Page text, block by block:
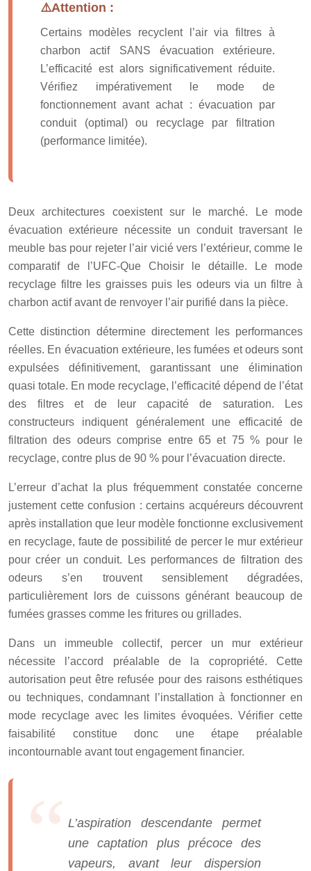
Attention :
Certains modèles recyclent l’air via filtres à
charbon actif SANS évacuation extérieure.
L’efficacité est alors significativement réduite.
Vérifiez impérativement le mode de
fonctionnement avant achat : évacuation par
conduit (optimal) ou recyclage par filtration
(performance limitée).
Deux architectures coexistent sur le marché. Le mode
évacuation extérieure nécessite un conduit traversant le
meuble bas pour rejeter l’air vicié vers l’extérieur, comme le
comparatif de l’UFC-Que Choisir le détaille. Le mode
recyclage filtre les graisses puis les odeurs via un filtre à
charbon actif avant de renvoyer l’air purifié dans la pièce.
Cette distinction détermine directement les performances
réelles. En évacuation extérieure, les fumées et odeurs sont
expulsées définitivement, garantissant une élimination
quasi totale. En mode recyclage, l’efficacité dépend de l’état
des filtres et de leur capacité de saturation. Les
constructeurs indiquent généralement une efficacité de
filtration des odeurs comprise entre 65 et 75 % pour le
recyclage, contre plus de 90 % pour l’évacuation directe.
L’erreur d’achat la plus fréquemment constatée concerne
justement cette confusion : certains acquéreurs découvrent
après installation que leur modèle fonctionne exclusivement
en recyclage, faute de possibilité de percer le mur extérieur
pour créer un conduit. Les performances de filtration des
odeurs s’en trouvent sensiblement dégradées,
particulièrement lors de cuissons générant beaucoup de
fumées grasses comme les fritures ou grillades.
Dans un immeuble collectif, percer un mur extérieur
nécessite l’accord préalable de la copropriété. Cette
autorisation peut être refusée pour des raisons esthétiques
ou techniques, condamnant l’installation à fonctionner en
mode recyclage avec les limites évoquées. Vérifier cette
faisabilité constitue donc une étape préalable
incontournable avant tout engagement financier.
L’aspiration descendante permet
une captation plus précoce des
vapeurs, avant leur dispersion